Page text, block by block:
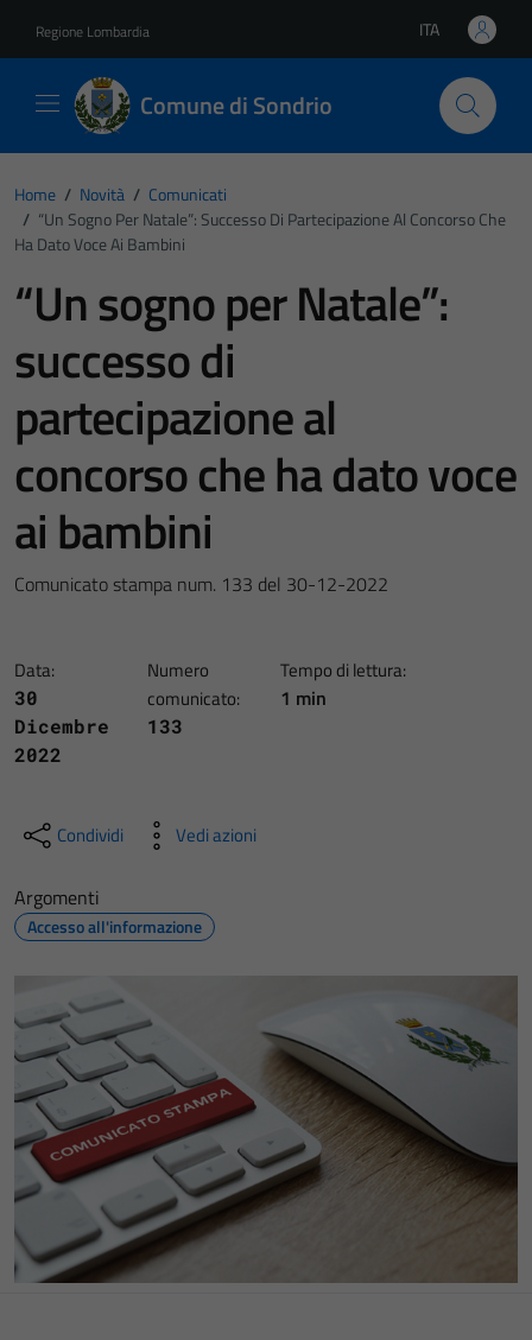
Regione Lombardia Lingua attiva:
ITA
Comune di Sondrio
Home / Novità / Comunicati
/ “Un Sogno Per Natale”: Successo Di Partecipazione Al Concorso Che
Ha Dato Voce Ai Bambini
“Un sogno per Natale”:
successo di
partecipazione al
concorso che ha dato voce
ai bambini
Comunicato stampa num. 133 del 30-12-2022
Data:
30
Dicembre
2022
Numero
comunicato:
133
Tempo di lettura:
1 min
Condividi Vedi azioni
Argomenti
Accesso all'informazione